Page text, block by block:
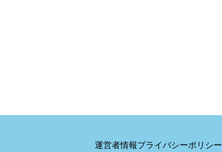
運営者情報プライバシーポリシー